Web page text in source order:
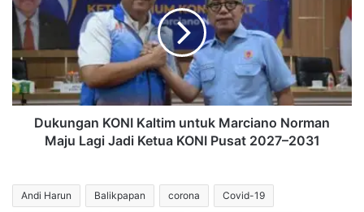
untuk
Marciano
Norman
Maju
Lagi
Jadi
Ketua
2031
Dukungan KONI Kaltim untuk Marciano Norman
Maju Lagi Jadi Ketua KONI Pusat 2027–2031
Andi Harun Balikpapan corona Covid-19